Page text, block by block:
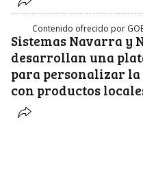
Contenido ofrecido por
Sistemas Navarra y
desarrollan una
para personalizar
con productos